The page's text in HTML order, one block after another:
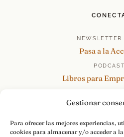
Gestionar
Para ofrecer las mejores experiencias,
cookies para almacenar y/o acceder a
NEWSLETTER
Pasa a la
Libros para
re:Invéntate /